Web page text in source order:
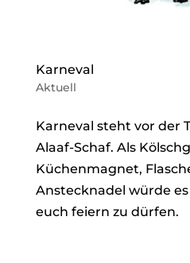
Karneval
Aktuell
Karneval steht vor der
Alaaf-Schaf. Als
Küchenmagnet,
Anstecknadel würde
euch feiern zu dürfen.